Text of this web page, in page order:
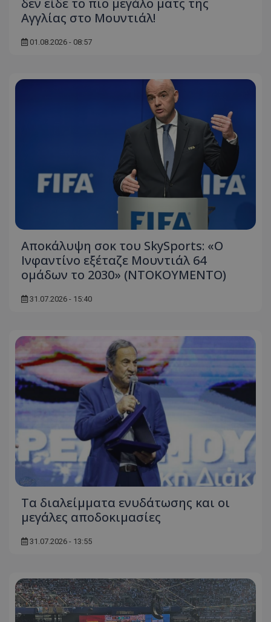
δεν είδε το πιο μεγάλο ματς της
Αγγλίας στο Μουντιάλ!
01.08.2026 - 08:57
Αποκάλυψη σοκ του SkySports: «O
Ινφαντίνο εξέταζε Μουντιάλ 64
ομάδων το 2030» (ΝΤΟΚΟΥΜΕΝΤΟ)
31.07.2026 - 15:40
Τα διαλείμματα ενυδάτωσης και οι
μεγάλες αποδοκιμασίες
31.07.2026 - 13:55